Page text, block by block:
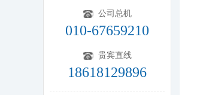
公司总机
010-67659210
贵宾直线
18618129896